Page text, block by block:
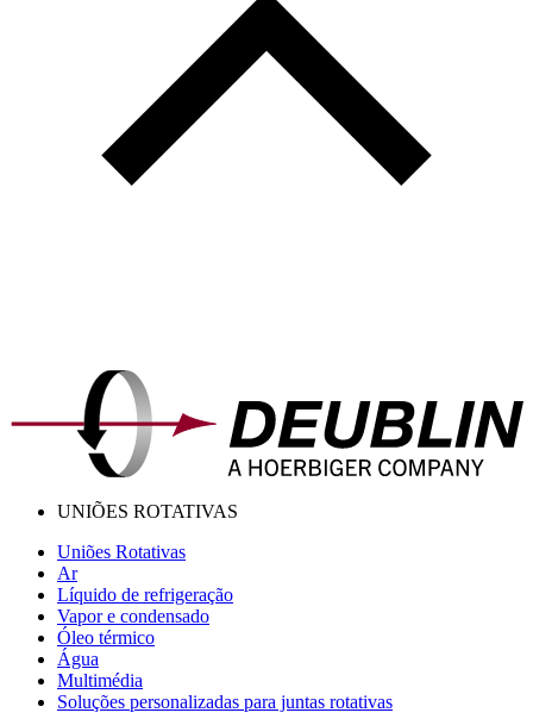
UNIÕES ROTATIVAS
Uniões Rotativas
Ar
Líquido de refrigeração
Vapor e condensado
Óleo térmico
Água
Multimédia
Soluções personalizadas para juntas rotativas